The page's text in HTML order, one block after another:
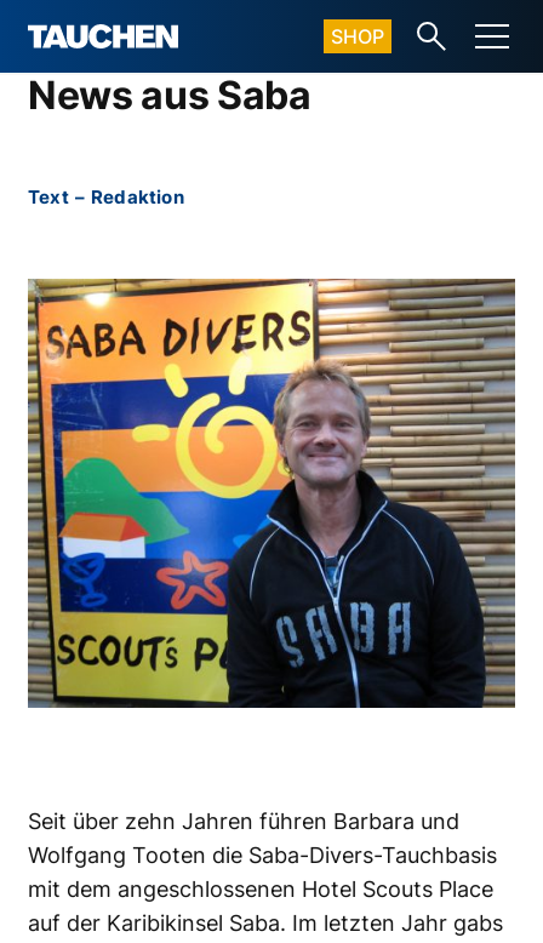
SHOP
News aus Saba
Text – Redaktion
Seit über zehn Jahren führen Barbara und
Wolfgang Tooten die Saba-Divers-Tauchbasis
mit dem angeschlossenen Hotel Scouts Place
auf der Karibikinsel Saba. Im letzten Jahr gabs